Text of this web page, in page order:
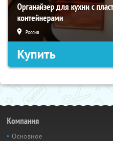
Органайзер для кухни с
контейнерами
Россия
Купить
Компания
Основное